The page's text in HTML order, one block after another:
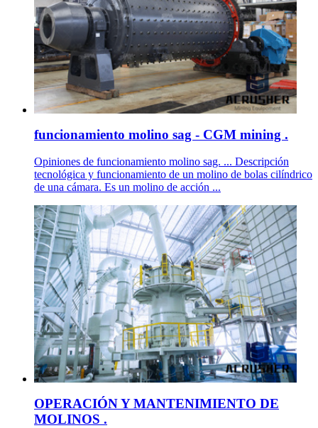
funcionamiento molino sag - CGM mining .
Opiniones de funcionamiento molino sag. ... Descripción
tecnológica y funcionamiento de un molino de bolas cilíndrico
de una cámara. Es un molino de acción ...
OPERACIÓN Y MANTENIMIENTO DE
MOLINOS .